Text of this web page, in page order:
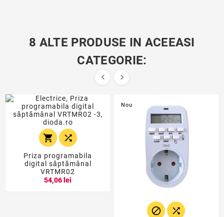
8 ALTE PRODUSE IN ACEEASI
CATEGORIE:
 
 
Priza programabila
digital săptămânal
VRTMR02
54,06 lei
Nou
 